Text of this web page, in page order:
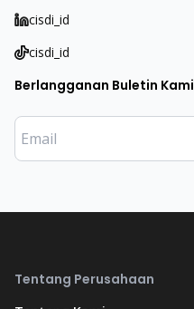
cisdi_id
cisdi_id
Berlangganan Buletin Kami
Tentang Perusahaan